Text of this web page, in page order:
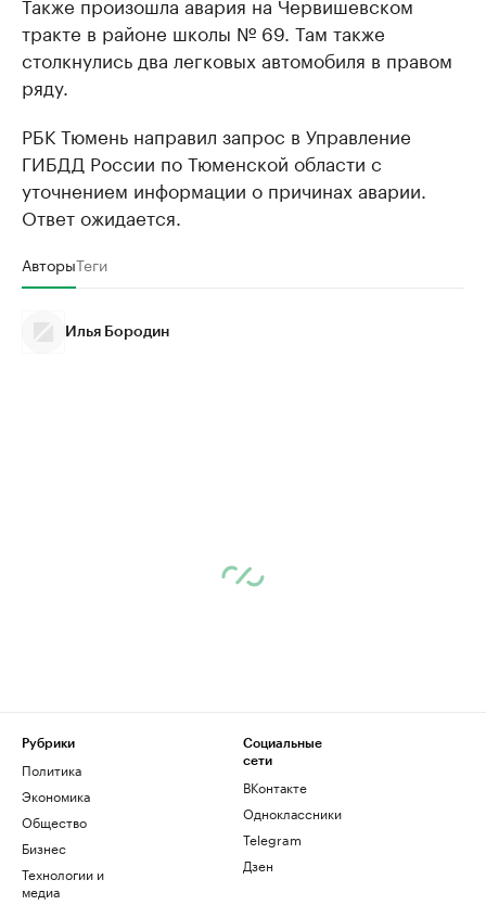
тракте в районе школы № 69. Там также
столкнулись два легковых автомобиля в правом
ряду.
РБК Тюмень направил запрос в Управление
ГИБДД России по Тюменской области с
уточнением информации о причинах аварии.
Ответ ожидается.
АвторыТеги
Илья Бородин
Рубрики
Политика
Экономика
Общество
Бизнес
Технологии и
медиа
Социальные
сети
ВКонтакте
Одноклассники
Telegram
Дзен